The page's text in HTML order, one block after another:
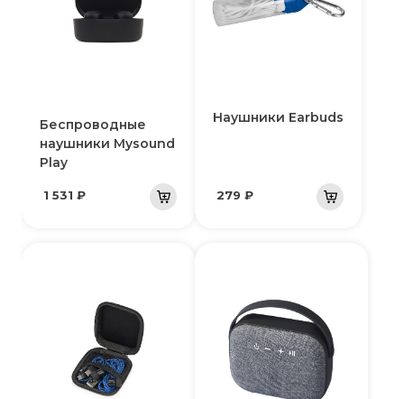
Беспроводные
наушники Mysound
Play
1 531 ₽
Наушники Earbuds
279 ₽